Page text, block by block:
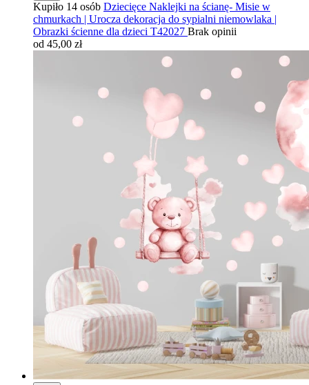
Kupiło 14 osób Dziecięce Naklejki na ścianę- Misie w
chmurkach | Urocza dekoracja do sypialni niemowlaka |
Obrazki ścienne dla dzieci T42027 Brak opinii
od 45,00 zł